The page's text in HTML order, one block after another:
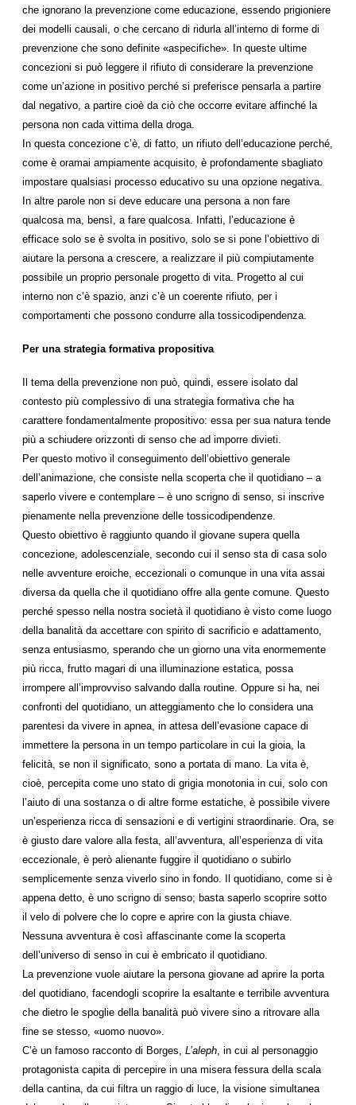
che ignorano la prevenzione come educazione, essendo prigioniere
dei modelli causali, o che cercano di ridurla all’interno di forme di
prevenzione che sono definite «aspecifiche». In queste ultime
concezioni si può leggere il rifiuto di considerare la prevenzione
come un’azione in positivo perché si preferisce pensarla a partire
dal negativo, a partire cioè da ciò che occorre evitare affinché la
persona non cada vittima della droga.
In questa concezione c’è, di fatto, un rifiuto dell’educazione perché,
come è oramai ampiamente acquisito, è profondamente sbagliato
impostare qualsiasi processo educativo su una opzione negativa.
In altre parole non si deve educare una persona a non fare
qualcosa ma, bensì, a fare qualcosa. Infatti, l’educazione è
efficace solo se è svolta in positivo, solo se si pone l’obiettivo di
aiutare la persona a crescere, a realizzare il più compiutamente
possibile un proprio personale progetto di vita. Progetto al cui
interno non c’è spazio, anzi c’è un coerente rifiuto, per i
comportamenti che possono condurre alla tossicodipendenza.
Per una strategia formativa propositiva
Il tema della prevenzione non può, quindi, essere isolato dal
contesto più complessivo di una strategia formativa che ha
carattere fondamentalmente propositivo: essa per sua natura tende
più a schiudere orizzonti di senso che ad imporre divieti.
Per questo motivo il conseguimento dell’obiettivo generale
dell’animazione, che consiste nella scoperta che il quotidiano – a
saperlo vivere e contemplare – è uno scrigno di senso, si inscrive
pienamente nella prevenzione delle tossicodipendenze.
Questo obiettivo è raggiunto quando il giovane supera quella
concezione, adolescenziale, secondo cui il senso sta di casa solo
nelle avventure eroiche, eccezionali o comunque in una vita assai
diversa da quella che il quotidiano offre alla gente comune. Questo
perché spesso nella nostra società il quotidiano è visto come luogo
della banalità da accettare con spirito di sacrificio e adattamento,
senza entusiasmo, sperando che un giorno una vita enormemente
più ricca, frutto magari di una illuminazione estatica, possa
irrompere all’improvviso salvando dalla routine. Oppure si ha, nei
confronti del quotidiano, un atteggiamento che lo considera una
parentesi da vivere in apnea, in attesa dell’evasione capace di
immettere la persona in un tempo particolare in cui la gioia, la
felicità, se non il significato, sono a portata di mano. La vita è,
cioè, percepita come uno stato di grigia monotonia in cui, solo con
l’aiuto di una sostanza o di altre forme estatiche, è possibile vivere
un’esperienza ricca di sensazioni e di vertigini straordinarie. Ora, se
è giusto dare valore alla festa, all’avventura, all’esperienza di vita
eccezionale, è però alienante fuggire il quotidiano o subirlo
semplicemente senza viverlo sino in fondo. Il quotidiano, come si è
appena detto, è uno scrigno di senso; basta saperlo scoprire sotto
il velo di polvere che lo copre e aprire con la giusta chiave.
Nessuna avventura è così affascinante come la scoperta
dell’universo di senso in cui è embricato il quotidiano.
La prevenzione vuole aiutare la persona giovane ad aprire la porta
del quotidiano, facendogli scoprire la esaltante e terribile avventura
che dietro le spoglie della banalità può vivere sino a ritrovare alla
fine se stesso, «uomo nuovo».
C’è un famoso racconto di Borges, L’aleph, in cui al personaggio
protagonista capita di percepire in una misera fessura della scala
della cantina, da cui filtra un raggio di luce, la visione simultanea